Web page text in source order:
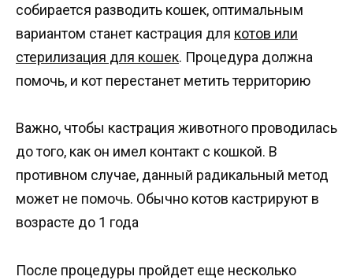
собирается разводить кошек, оптимальным
вариантом станет кастрация для котов или
стерилизация для кошек. Процедура должна
помочь, и кот перестанет метить территорию
Важно, чтобы кастрация животного проводилась
до того, как он имел контакт с кошкой. В
противном случае, данный радикальный метод
может не помочь. Обычно котов кастрируют в
возрасте до 1 года
После процедуры пройдет еще несколько